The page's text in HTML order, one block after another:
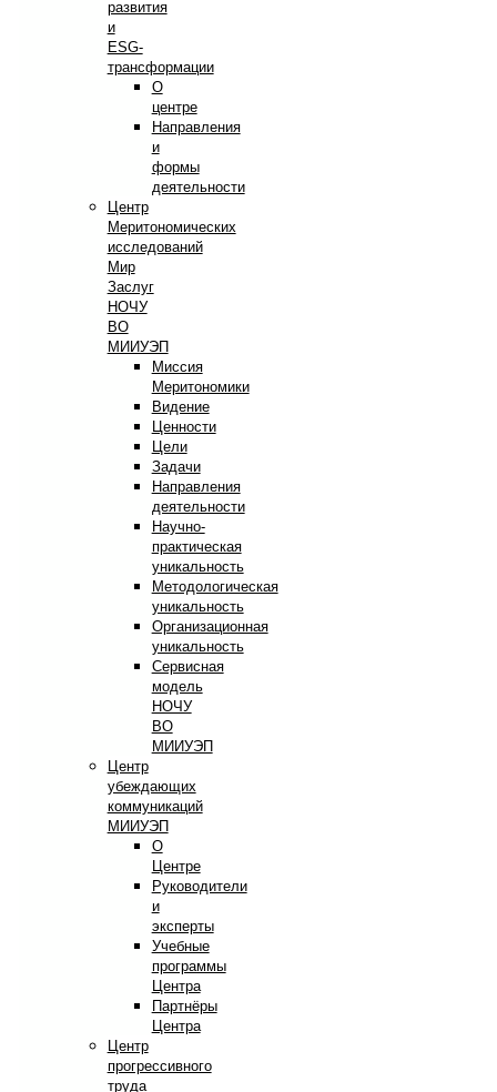
развития
и
ESG-
трансформации
О
центре
Направления
и
формы
деятельности
Центр
Меритономических
исследований
Мир
Заслуг
НОЧУ
ВО
МИИУЭП
Миссия
Меритономики
Видение
Ценности
Цели
Задачи
Направления
деятельности
Научно-
практическая
уникальность
Методологическая
уникальность
Организационная
уникальность
Сервисная
модель
НОЧУ
ВО
МИИУЭП
Центр
убеждающих
коммуникаций
МИИУЭП
О
Центре
Руководители
и
эксперты
Учебные
программы
Центра
Партнёры
Центра
Центр
прогрессивного
труда